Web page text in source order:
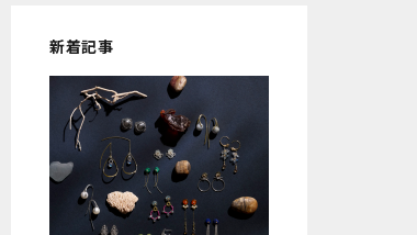
新着記事